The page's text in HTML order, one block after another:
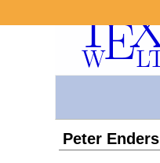
Peter Enders